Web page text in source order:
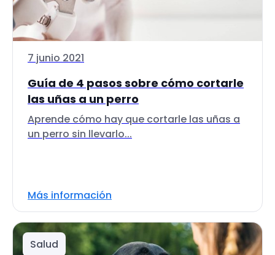
7 junio 2021
Guía de 4 pasos sobre cómo cortarle
las uñas a un perro
Aprende cómo hay que cortarle las uñas a
un perro sin llevarlo...
Más información
Salud